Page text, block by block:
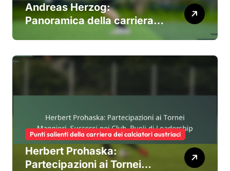
Andreas Herzog:
Panoramica della carriera,
Presenze internazionali,
Punti salienti della carriera dei calciatori austriaci
Herbert Prohaska:
Partecipazioni ai Tornei